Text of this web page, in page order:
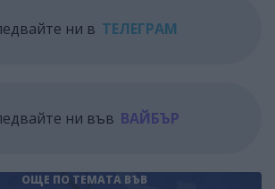
ни в ТЕЛЕГРАМ
ни във ВАЙБЪР
ОЩЕ ПО ТЕМАТА ВЪВ